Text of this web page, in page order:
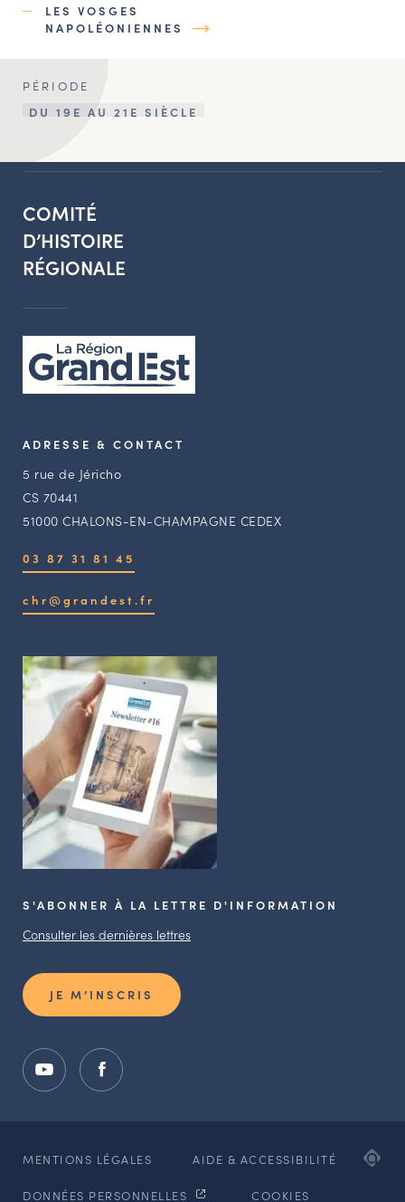
LES VOSGES
NAPOLÉONIENNES
PÉRIODE
DU 19E AU 21E SIÈCLE
COMITÉ
D’HISTOIRE
RÉGIONALE
ADRESSE & CONTACT
5 rue de Jéricho
CS 70441
51000 CHALONS-EN-CHAMPAGNE CEDEX
03 87 31 81 45
chr@grandest.fr
S'ABONNER À LA LETTRE D'INFORMATION
Consulter les dernières lettres
JE M’INSCRIS
MENTIONS LÉGALES AIDE & ACCESSIBILITÉ
DONNÉES PERSONNELLES COOKIES